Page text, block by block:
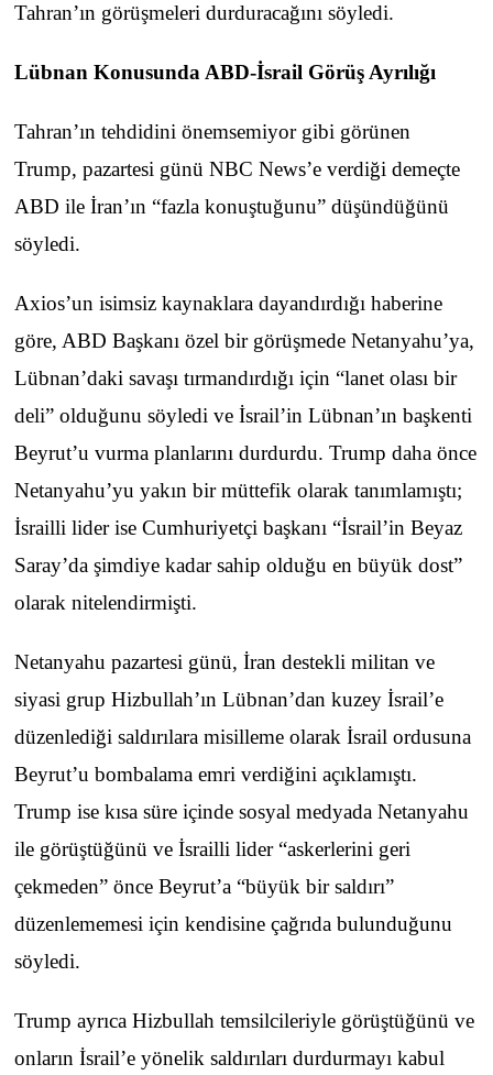
Tahran’ın görüşmeleri durduracağını söyledi.
Lübnan Konusunda ABD-İsrail Görüş Ayrılığı
Tahran’ın tehdidini önemsemiyor gibi görünen
Trump, pazartesi günü NBC News’e verdiği demeçte
ABD ile İran’ın “fazla konuştuğunu” düşündüğünü
söyledi.
Axios’un isimsiz kaynaklara dayandırdığı haberine
göre, ABD Başkanı özel bir görüşmede Netanyahu’ya,
Lübnan’daki savaşı tırmandırdığı için “lanet olası bir
deli” olduğunu söyledi ve İsrail’in Lübnan’ın başkenti
Beyrut’u vurma planlarını durdurdu. Trump daha önce
Netanyahu’yu yakın bir müttefik olarak tanımlamıştı;
İsrailli lider ise Cumhuriyetçi başkanı “İsrail’in Beyaz
Saray’da şimdiye kadar sahip olduğu en büyük dost”
olarak nitelendirmişti.
Netanyahu pazartesi günü, İran destekli militan ve
siyasi grup Hizbullah’ın Lübnan’dan kuzey İsrail’e
düzenlediği saldırılara misilleme olarak İsrail ordusuna
Beyrut’u bombalama emri verdiğini açıklamıştı.
Trump ise kısa süre içinde sosyal medyada Netanyahu
ile görüştüğünü ve İsrailli lider “askerlerini geri
çekmeden” önce Beyrut’a “büyük bir saldırı”
düzenlememesi için kendisine çağrıda bulunduğunu
söyledi.
Trump ayrıca Hizbullah temsilcileriyle görüştüğünü ve
onların İsrail’e yönelik saldırıları durdurmayı kabul